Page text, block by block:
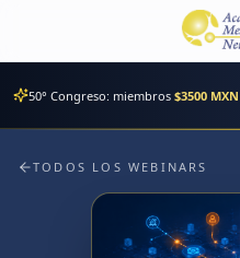
50° Congreso: miembros $3500 MXN
TODOS LOS WEBINARS